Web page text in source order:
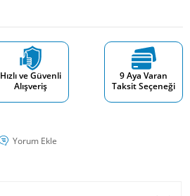
Hızlı ve Güvenli
Alışveriş
9 Aya Varan
Taksit Seçeneği
Yorum Ekle